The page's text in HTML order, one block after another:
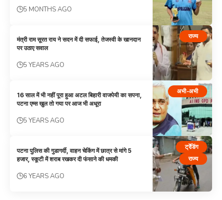
5 MONTHS AGO
राज्य
मंत्री राम सूरत राय ने सदन में दी सफाई, तेजस्वी के खानदान
पर उठाए सवाल
5 YEARS AGO
अभी-अभी
16 साल में भी नहीं पूरा हुआ अटल बिहारी वाजपेयी का सपना,
पटना एम्‍स खुल तो गया पर आज भी अधूरा
5 YEARS AGO
ट्रेंडिंग
राज्य
पटना पुलिस की गुडागर्दी, वाहन चेकिंग में छात्र से मांगे 5
हजार, स्कूटी में शराब रखकर दी फंसाने की धमकी
6 YEARS AGO